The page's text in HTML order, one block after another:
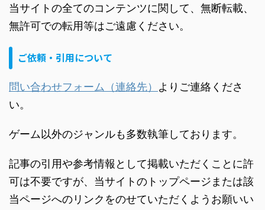
当サイトの全てのコンテンツに関して、無断転載、
無許可での転用等はご遠慮ください。
ご依頼・引用について
問い合わせフォーム（連絡先） よりご連絡くださ
い。
ゲーム以外のジャンルも多数執筆しております。
記事の引用や参考情報として掲載いただくことに許
可は不要ですが、当サイトのトップページまたは該
当ページへのリンクをのせていただくようお願いい